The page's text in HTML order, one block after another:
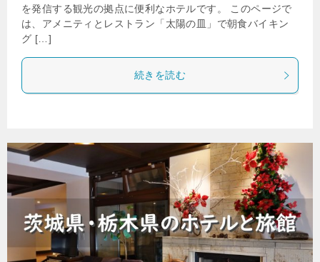
を発信する観光の拠点に便利なホテルです。 このページで
は、アメニティとレストラン「太陽の皿」で朝食バイキン
グ […]
続きを読む